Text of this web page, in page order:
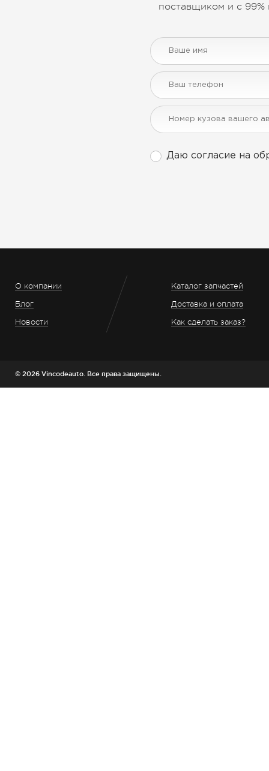
поставщиком и с 99%
Даю согласие на
О компании
Блог
Новости
Каталог запчастей
Доставка и оплата
Как сделать заказ?
© 2026 Vincodeauto. Все права защищены.